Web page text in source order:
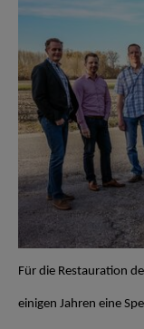
Für die Restauration
einigen Jahren eine